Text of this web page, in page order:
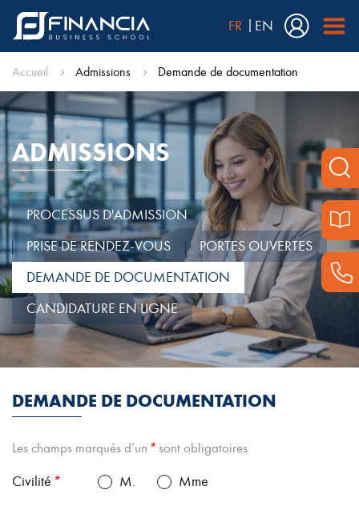
FR EN
Accueil Admissions Demande de documentation
ADMISSIONS
PROCESSUS D'ADMISSION
PRISE DE RENDEZ-VOUS
PORTES OUVERTES
DEMANDE DE DOCUMENTATION
CANDIDATURE EN LIGNE
DEMANDE DE DOCUMENTATION
Les champs marqués d’un *sont obligatoires
Civilité * M. Mme